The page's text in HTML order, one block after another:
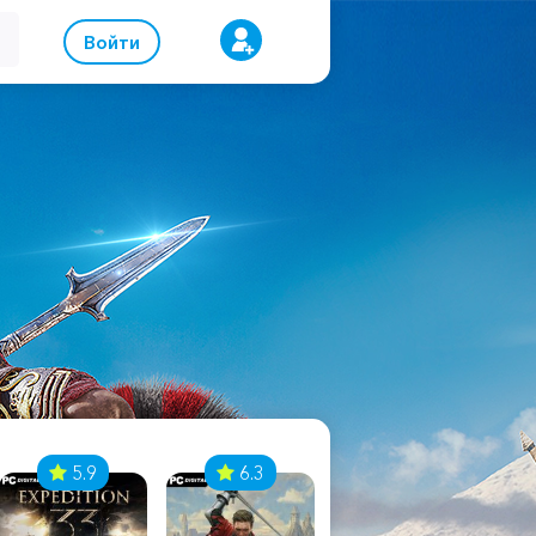
Войти
5.9 6.3 8.1